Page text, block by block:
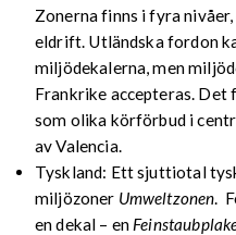
Zonerna finns i fyra
eldrift. Utländska fordon
miljödekalerna, men
Frankrike accepteras. Det
som olika körförbud i
av Valencia.
Tyskland: Ett sjuttiotal
miljözoner Umweltzonen .
en dekal – en